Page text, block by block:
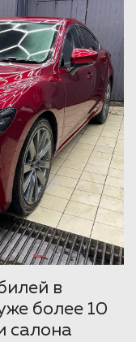
в
более 10
салона